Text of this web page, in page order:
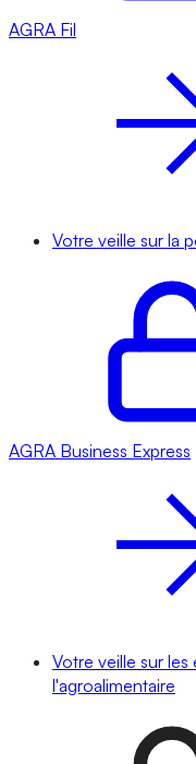
AGRA Fil
Votre veille sur la
AGRA Business Express
Votre veille sur
l'agroalimentaire